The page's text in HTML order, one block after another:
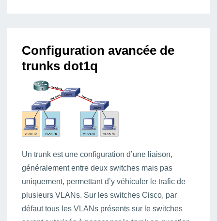
Configuration avancée de
trunks dot1q
Un trunk est une configuration d’une liaison,
généralement entre deux switches mais pas
uniquement, permettant d’y véhiculer le trafic de
plusieurs VLANs. Sur les switches Cisco, par
défaut tous les VLANs présents sur le switches